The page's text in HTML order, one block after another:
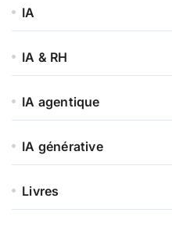
IA
IA & RH
IA agentique
IA générative
Livres